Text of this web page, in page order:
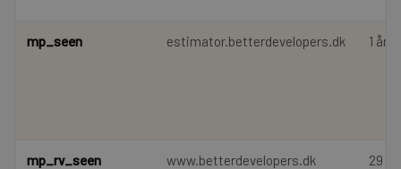
mp_seen estimator.betterdevelopers.dk 1 år
mp_rv_seen www.betterdevelopers.dk
29